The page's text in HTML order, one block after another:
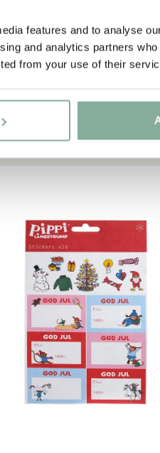
features and to analyse
and analytics partners
from your use of their
IN DEN WARENKORB
PIPPI LANGSTRUMPF
3.90 EUR